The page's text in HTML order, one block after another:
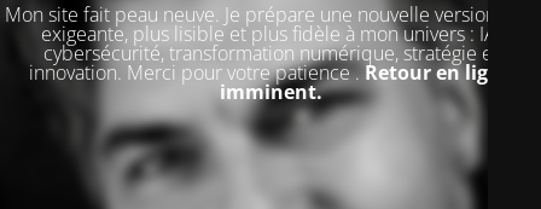
Mon site fait peau neuve. Je prépare une nouvelle version plus
exigeante, plus lisible et plus fidèle à mon univers : IA,
cybersécurité, transformation numérique, stratégie et
innovation. Merci pour votre patience . Retour en ligne
imminent.